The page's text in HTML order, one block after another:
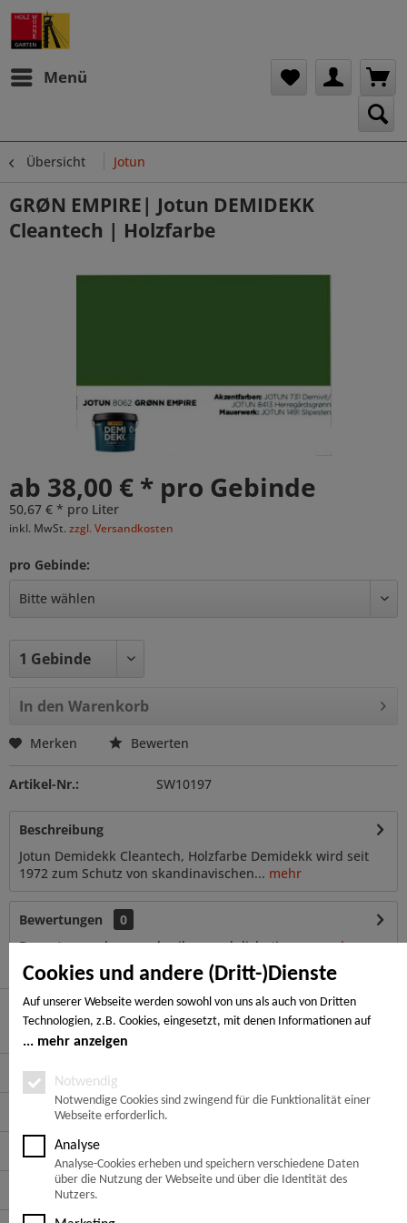
Cookies und andere (Dritt-)Dienste
Auf unserer Webseite werden sowohl von uns als auch von Dritten
Technologien, z.B. Cookies, eingesetzt, mit denen Informationen auf
Ihrem Endgerät gespeichert und/oder von Ihrem Endgerät abgerufen
Notwendige Cookies, Analyse-, Marketing- und Statistik-Cookies. Bei den
notwendigen Cookies handelt es sich um solche, die technisch notwendig
sind, um den von Ihnen gewünschten Dienst bereitzustellen, die übrigen
Cookies werden nur auf Grund einer von Ihnen erteilten Einwilligung
gesetzt. Die Einwilligung ist freiwillig. Personen, die das 16. Lebensjahr
noch nicht vollendet haben, benötigen die Zustimmung der
Sorgeberechtigten. Sie können Ihre Entscheidung jederzeit mit Wirkung
für die Zukunft widerrufen. Rufen Sie dazu lediglich den Cookie-Banner
mehr anzeigen
Notwendig
Notwendige Cookies sind zwingend für die Funktionalität einer
Webseite erforderlich.
Analyse
Analyse-Cookies erheben und speichern verschiedene Daten
über die Nutzung der Webseite und über die Identität des
Nutzers.
Menü
Übersicht Jotun
GRØN EMPIRE| Jotun DEMIDEKK
Cleantech | Holzfarbe
ab 38,00 € * pro Gebinde
50,67 € * pro Liter
inkl. MwSt. zzgl. Versandkosten
pro Gebinde:
In den Warenkorb
Merken Bewerten
Artikel-Nr.: SW10197
Beschreibung
Jotun Demidekk Cleantech, Holzfarbe Demidekk wird seit
1972 zum Schutz von skandinavischen... mehr
Bewertungen
0
Bewertungen lesen, schreiben und diskutieren...mehr
Hier finden Sie uns
Service Hotline
Service
Informationen
Zahlungsarten